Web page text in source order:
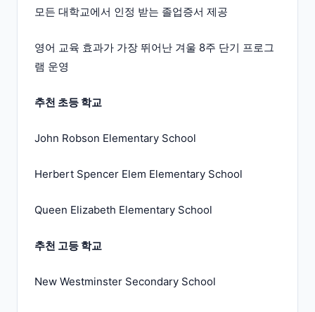
모든 대학교에서 인정 받는 졸업증서 제공
영어 교육 효과가 가장 뛰어난 겨울 8주 단기 프로그
램 운영
추천 초등 학교
John Robson Elementary School
Herbert Spencer Elem Elementary School
Queen Elizabeth Elementary School
추천 고등 학교
New Westminster Secondary School